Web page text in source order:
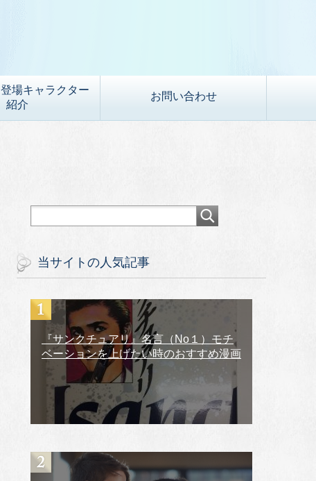
場キャラクター
紹介
お問い合わせ
当サイトの人気記事
『サンクチュアリ』名言（No１）モチ
ベーションを上げたい時のおすすめ漫画